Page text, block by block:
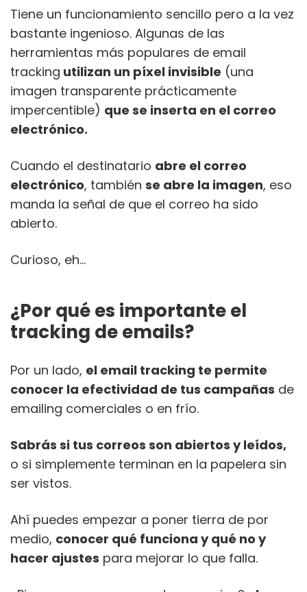
Tiene un funcionamiento sencillo pero a la vez
bastante ingenioso. Algunas de las
herramientas más populares de email
tracking utilizan un píxel invisible (una
imagen transparente prácticamente
impercentible) que se inserta en el correo
electrónico.
Cuando el destinatario abre el correo
electrónico, también se abre la imagen, eso
manda la señal de que el correo ha sido
abierto.
Curioso, eh…
¿Por qué es importante el
tracking de emails?
Por un lado, el email tracking te permite
conocer la efectividad de tus campañas de
emailing comerciales o en frío.
Sabrás si tus correos son abiertos y leídos,
o si simplemente terminan en la papelera sin
ser vistos.
Ahí puedes empezar a poner tierra de por
medio, conocer qué funciona y qué no y
hacer ajustes para mejorar lo que falla.